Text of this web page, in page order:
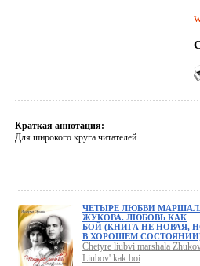
Краткая аннотация:
Для широкого круга читателей.
ЧЕТЫРЕ ЛЮБВИ
ЖУКОВА. ЛЮБОВЬ КАК
БОЙ (КНИГА НЕ НОВАЯ,
В ХОРОШЕМ
Chetyre liubvi marshala
Liubov' kak boi